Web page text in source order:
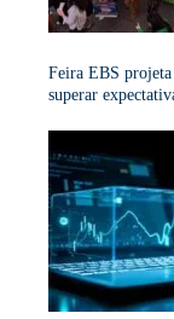
Feira EBS projeta
superar